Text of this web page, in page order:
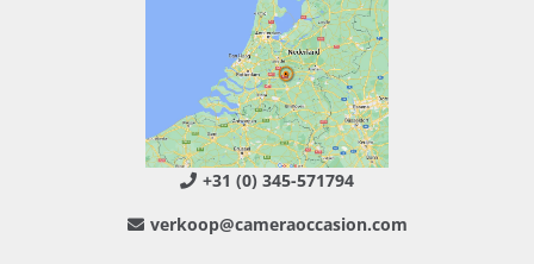
+31 (0) 345-571794
verkoop@cameraoccasion.com